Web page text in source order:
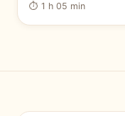
⏱ 1 h 05 min